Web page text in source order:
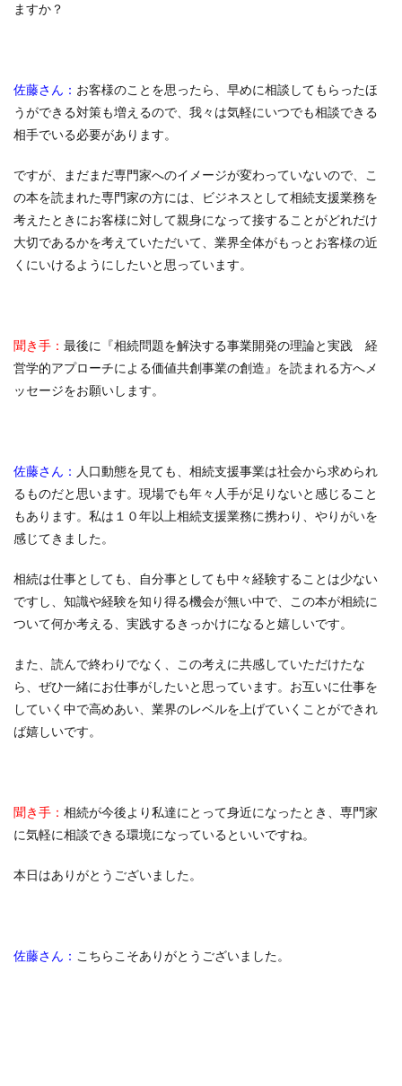
ますか？
佐藤さん： お客様のことを思ったら、早めに相談してもらったほ
うができる対策も増えるので、我々は気軽にいつでも相談できる
相手でいる必要があります。
ですが、まだまだ専門家へのイメージが変わっていないので、こ
の本を読まれた専門家の方には、ビジネスとして相続支援業務を
考えたときにお客様に対して親身になって接することがどれだけ
大切であるかを考えていただいて、業界全体がもっとお客様の近
くにいけるようにしたいと思っています。
聞き手： 最後に『相続問題を解決する事業開発の理論と実践 経
営学的アプローチによる価値共創事業の創造』を読まれる方へメ
ッセージをお願いします。
佐藤さん： 人口動態を見ても、相続支援事業は社会から求められ
るものだと思います。現場でも年々人手が足りないと感じること
もあります。私は１０年以上相続支援業務に携わり、やりがいを
感じてきました。
相続は仕事としても、自分事としても中々経験することは少ない
ですし、知識や経験を知り得る機会が無い中で、この本が相続に
ついて何か考える、実践するきっかけになると嬉しいです。
また、読んで終わりでなく、この考えに共感していただけたな
ら、ぜひ一緒にお仕事がしたいと思っています。お互いに仕事を
していく中で高めあい、業界のレベルを上げていくことができれ
ば嬉しいです。
聞き手： 相続が今後より私達にとって身近になったとき、専門家
に気軽に相談できる環境になっているといいですね。
本日はありがとうございました。
佐藤さん： こちらこそありがとうございました。